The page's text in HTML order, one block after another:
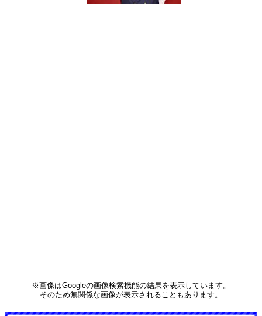
※画像はGoogleの画像検索機能の結果を表示しています。
そのため無関係な画像が表示されることもあります。